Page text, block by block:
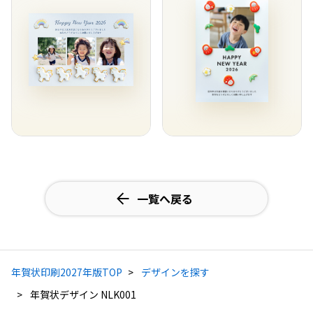
一覧へ戻る
年賀状印刷2027年版TOP
デザインを探す
年賀状デザイン NLK001